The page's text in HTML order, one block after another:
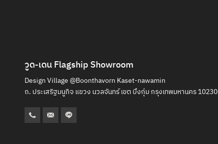
วูด-เดน Flagship Showroom
Design Village @Boonthavorn Kaset-nawamin
ถ. ประเสริฐมนูกิจ แขวง นวลจันทร์ เขต บึงกุ่มกรุงเทพมหานคร 10230